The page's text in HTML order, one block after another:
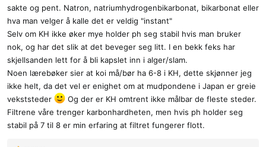
sakte og pent. Natron, natriumhydrogenbikarbonat, bikarbonat eller
hva man velger å kalle det er veldig "instant"
Selv om KH ikke øker mye holder ph seg stabil hvis man bruker
nok, og har det slik at det beveger seg litt. I en bekk feks har
skjellsanden lett for å bli kapslet inn i alger/slam.
Noen lærebøker sier at koi må/bør ha 6-8 i KH, dette skjønner jeg
ikke helt, da det vel er enighet om at mudpondene i Japan er greie
vekststeder
Og der er KH omtrent ikke målbar de fleste steder.
Filtrene våre trenger karbonhardheten, men hvis ph holder seg
stabil på 7 til 8 er min erfaring at filtret fungerer flott.